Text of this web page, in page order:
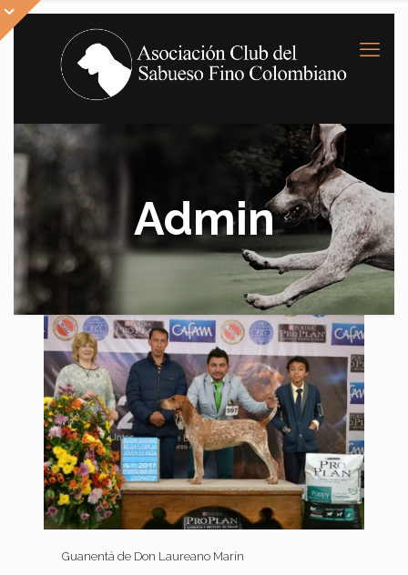
Admin
Guanentá de Don Laureano Marín